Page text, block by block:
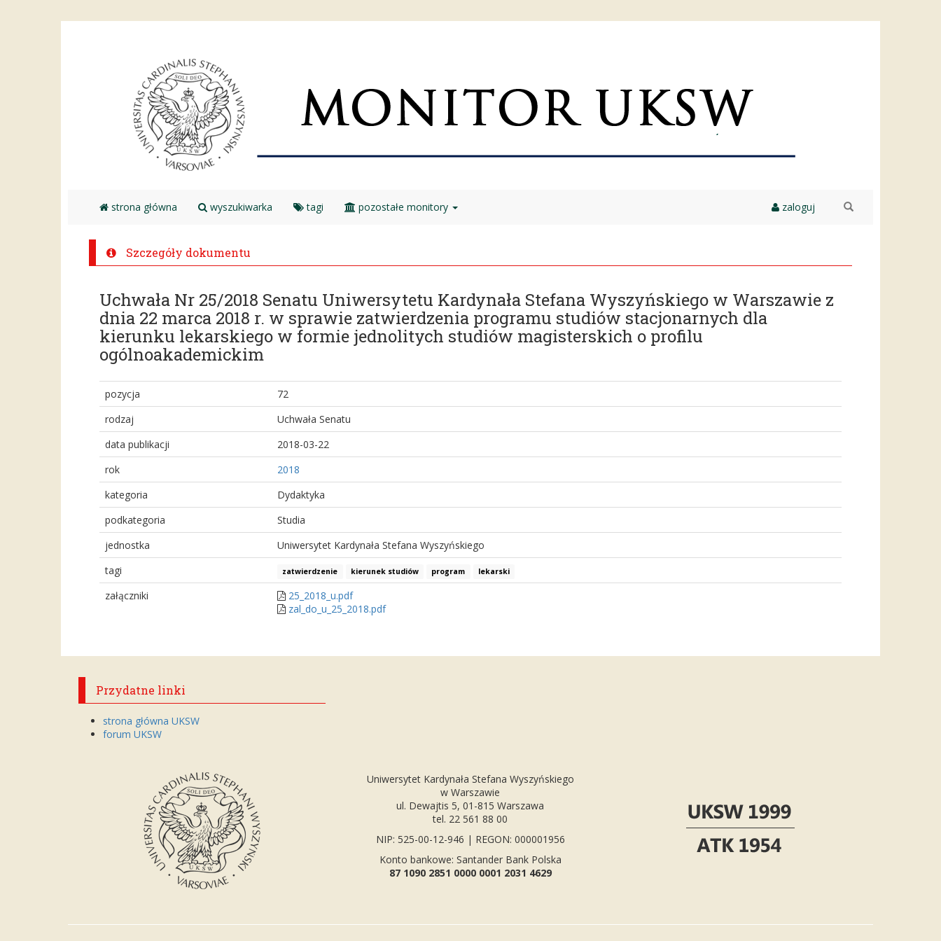
strona główna wyszukiwarka tagi pozostałe monitory zaloguj
Szczegóły dokumentu
Uchwała Nr 25/2018 Senatu Uniwersytetu Kardynała Stefana Wyszyńskiego w Warszawie z
dnia 22 marca 2018 r. w sprawie zatwierdzenia programu studiów stacjonarnych dla
kierunku lekarskiego w formie jednolitych studiów magisterskich o profilu
ogólnoakademickim
pozycja
72
rodzaj
Uchwała Senatu
data publikacji
2018-03-22
rok
2018
kategoria
Dydaktyka
podkategoria
Studia
jednostka
Uniwersytet Kardynała Stefana Wyszyńskiego
tagi
zatwierdzenie kierunek studiów program lekarski
załączniki
25_2018_u.pdf
zal_do_u_25_2018.pdf
Przydatne linki
strona główna UKSW
forum UKSW
Uniwersytet Kardynała Stefana Wyszyńskiego
w Warszawie
ul. Dewajtis 5, 01-815 Warszawa
tel. 22 561 88 00
NIP: 525-00-12-946 | REGON: 000001956
Konto bankowe: Santander Bank Polska
87 1090 2851 0000 0001 2031 4629